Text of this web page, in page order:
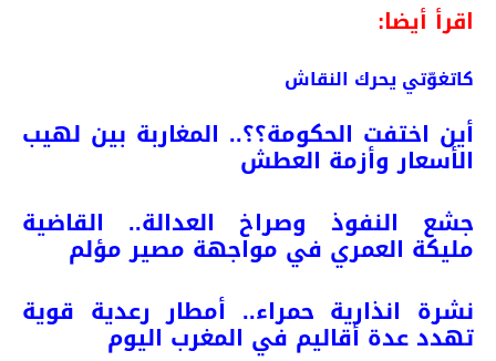
اقرأ أيضا:
كاتغوّتي يحرك النقاش
أين اختفت الحكومة؟؟.. المغاربة بين لهيب
الأسعار وأزمة العطش
جشع النفوذ وصراخ العدالة.. القاضية
مليكة العمري في مواجهة مصير مؤلم
نشرة انذارية حمراء.. أمطار رعدية قوية
تهدد عدة أقاليم في المغرب اليوم